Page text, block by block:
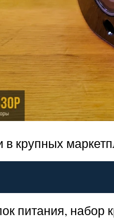
крупных
питания, набор